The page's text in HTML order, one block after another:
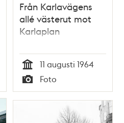
Från Karlavägens
allé västerut mot
Karlaplan
Tid
11 augusti 1964
Typ
Foto